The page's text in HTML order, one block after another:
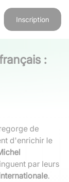
Inscription
:
de
d'enrichir le
par leurs
.